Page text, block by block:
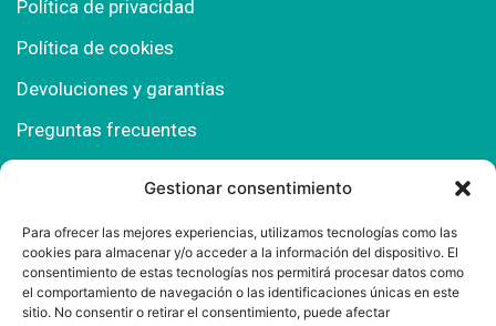
Gestionar consentimiento
Para ofrecer las mejores experiencias, utilizamos tecnologías como las
cookies para almacenar y/o acceder a la información del dispositivo. El
consentimiento de estas tecnologías nos permitirá procesar datos como
el comportamiento de navegación o las identificaciones únicas en este
sitio. No consentir o retirar el consentimiento, puede afectar
Política de privacidad
Política de cookies
Devoluciones y garantías
Preguntas frecuentes
Polígono Comercial Urbisur (Cita previa) 11130
Chiclana de la Fra. (Cádiz)